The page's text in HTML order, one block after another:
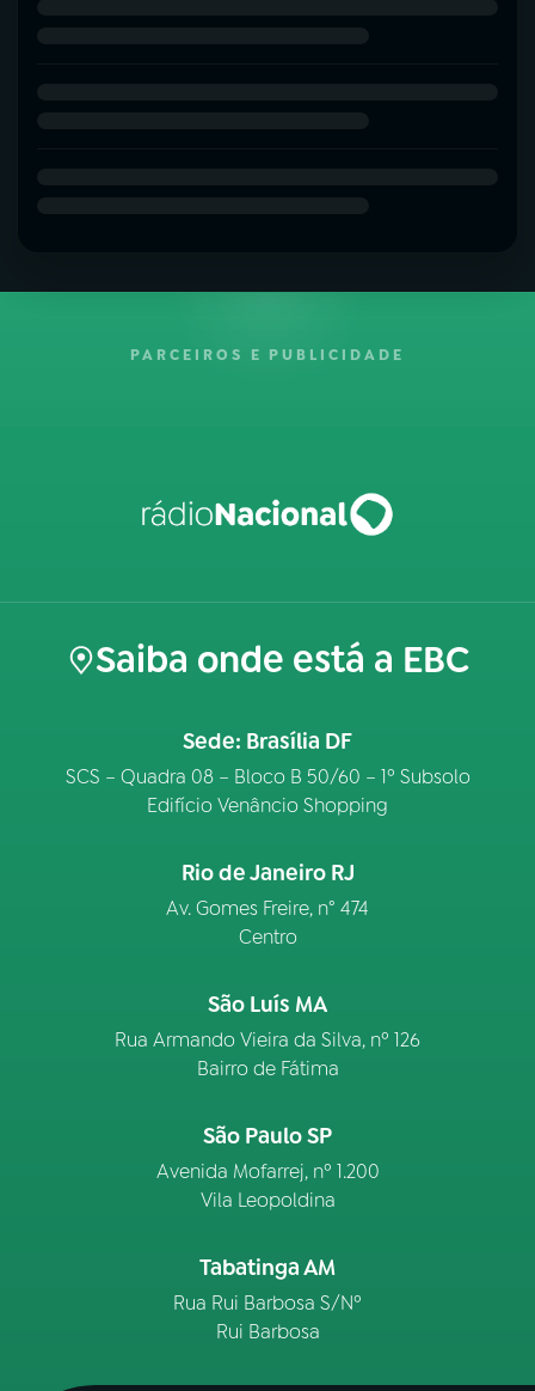
PARCEIROS E PUBLICIDADE
Saiba onde está a EBC
Sede: Brasília DF
SCS – Quadra 08 – Bloco B 50/60 – 1º Subsolo
Edifício Venâncio Shopping
Rio de Janeiro RJ
Av. Gomes Freire, n° 474
Centro
São Luís MA
Rua Armando Vieira da Silva, nº 126
Bairro de Fátima
São Paulo SP
Avenida Mofarrej, nº 1.200
Vila Leopoldina
Tabatinga AM
Rua Rui Barbosa S/Nº
Rui Barbosa